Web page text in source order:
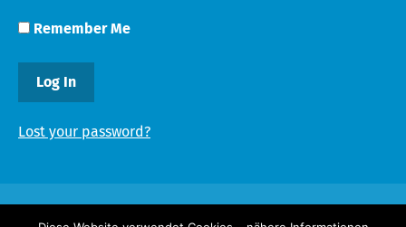
Remember Me
Lost your password?